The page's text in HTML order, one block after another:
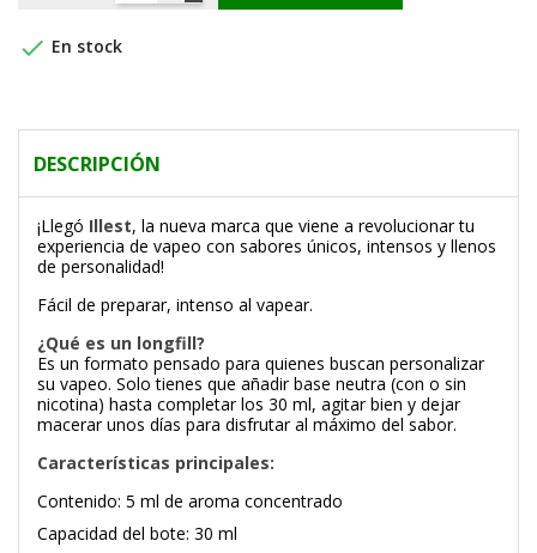
 En stock
DESCRIPCIÓN
¡Llegó Illest, la nueva marca que viene a revolucionar tu
experiencia de vapeo con sabores únicos, intensos y llenos
de personalidad!
Fácil de preparar, intenso al vapear.
¿Qué es un longfill?
Es un formato pensado para quienes buscan personalizar
su vapeo. Solo tienes que añadir base neutra (con o sin
nicotina) hasta completar los 30 ml, agitar bien y dejar
macerar unos días para disfrutar al máximo del sabor.
Características principales:
Contenido: 5 ml de aroma concentrado
Capacidad del bote: 30 ml